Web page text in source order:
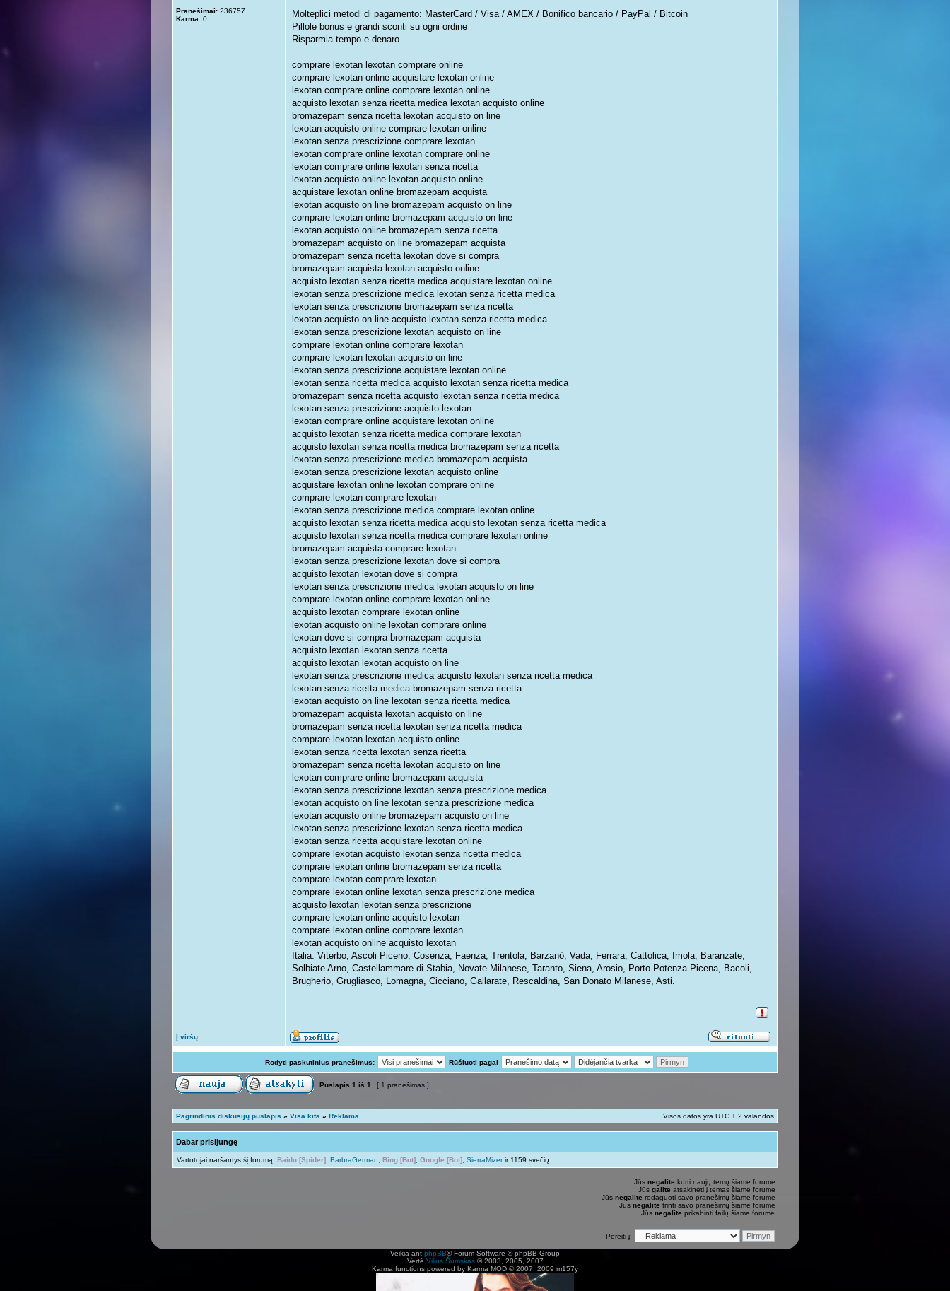
Pranešimai: 236757
Karma: 0
Molteplici metodi di pagamento: MasterCard / Visa / AMEX / Bonifico bancario / PayPal / Bitcoin
Pillole bonus e grandi sconti su ogni ordine
Risparmia tempo e denaro
comprare lexotan lexotan comprare online
comprare lexotan online acquistare lexotan online
lexotan comprare online comprare lexotan online
acquisto lexotan senza ricetta medica lexotan acquisto online
bromazepam senza ricetta lexotan acquisto on line
lexotan acquisto online comprare lexotan online
lexotan senza prescrizione comprare lexotan
lexotan comprare online lexotan comprare online
lexotan comprare online lexotan senza ricetta
lexotan acquisto online lexotan acquisto online
acquistare lexotan online bromazepam acquista
lexotan acquisto on line bromazepam acquisto on line
comprare lexotan online bromazepam acquisto on line
lexotan acquisto online bromazepam senza ricetta
bromazepam acquisto on line bromazepam acquista
bromazepam senza ricetta lexotan dove si compra
bromazepam acquista lexotan acquisto online
acquisto lexotan senza ricetta medica acquistare lexotan online
lexotan senza prescrizione medica lexotan senza ricetta medica
lexotan senza prescrizione bromazepam senza ricetta
lexotan acquisto on line acquisto lexotan senza ricetta medica
lexotan senza prescrizione lexotan acquisto on line
comprare lexotan online comprare lexotan
comprare lexotan lexotan acquisto on line
lexotan senza prescrizione acquistare lexotan online
lexotan senza ricetta medica acquisto lexotan senza ricetta medica
bromazepam senza ricetta acquisto lexotan senza ricetta medica
lexotan senza prescrizione acquisto lexotan
lexotan comprare online acquistare lexotan online
acquisto lexotan senza ricetta medica comprare lexotan
acquisto lexotan senza ricetta medica bromazepam senza ricetta
lexotan senza prescrizione medica bromazepam acquista
lexotan senza prescrizione lexotan acquisto online
acquistare lexotan online lexotan comprare online
comprare lexotan comprare lexotan
lexotan senza prescrizione medica comprare lexotan online
acquisto lexotan senza ricetta medica acquisto lexotan senza ricetta medica
acquisto lexotan senza ricetta medica comprare lexotan online
bromazepam acquista comprare lexotan
lexotan senza prescrizione lexotan dove si compra
acquisto lexotan lexotan dove si compra
lexotan senza prescrizione medica lexotan acquisto on line
comprare lexotan online comprare lexotan online
acquisto lexotan comprare lexotan online
lexotan acquisto online lexotan comprare online
lexotan dove si compra bromazepam acquista
acquisto lexotan lexotan senza ricetta
acquisto lexotan lexotan acquisto on line
lexotan senza prescrizione medica acquisto lexotan senza ricetta medica
lexotan senza ricetta medica bromazepam senza ricetta
lexotan acquisto on line lexotan senza ricetta medica
bromazepam acquista lexotan acquisto on line
bromazepam senza ricetta lexotan senza ricetta medica
comprare lexotan lexotan acquisto online
lexotan senza ricetta lexotan senza ricetta
bromazepam senza ricetta lexotan acquisto on line
lexotan comprare online bromazepam acquista
lexotan senza prescrizione lexotan senza prescrizione medica
lexotan acquisto on line lexotan senza prescrizione medica
lexotan acquisto online bromazepam acquisto on line
lexotan senza prescrizione lexotan senza ricetta medica
lexotan senza ricetta acquistare lexotan online
comprare lexotan acquisto lexotan senza ricetta medica
comprare lexotan online bromazepam senza ricetta
comprare lexotan comprare lexotan
comprare lexotan online lexotan senza prescrizione medica
acquisto lexotan lexotan senza prescrizione
comprare lexotan online acquisto lexotan
comprare lexotan online comprare lexotan
lexotan acquisto online acquisto lexotan
Italia: Viterbo, Ascoli Piceno, Cosenza, Faenza, Trentola, Barzanò, Vada, Ferrara, Cattolica, Imola, Baranzate,
Solbiate Arno, Castellammare di Stabia, Novate Milanese, Taranto, Siena, Arosio, Porto Potenza Picena, Bacoli,
Brugherio, Grugliasco, Lomagna, Cicciano, Gallarate, Rescaldina, San Donato Milanese, Asti.
Į viršų
Rodyti paskutinius pranešimus: Rūšiuoti pagal
Puslapis 1 iš 1 [ 1 pranešimas ]
Pagrindinis diskusijų puslapis » Visa kita » Reklama Visos datos yra UTC + 2 valandos
Dabar prisijungę
Vartotojai naršantys šį forumą: Baidu [Spider] BarbraGerman Bing [Bot] Google [Bot] SierraMizerir 1159 svečių
Jūs negalite kurti naujų temų šiame forume
Jūs galite atsakinėti į temas šiame forume
Jūs negalite redaguoti savo pranešimų šiame forume
Jūs negalite trinti savo pranešimų šiame forume
Jūs negalite prikabinti failų šiame forume
Pereiti į:
Veikia ant phpBB® Forum Software © phpBB Group
Vertė Vilius Šumskas© 2003, 2005, 2007
Karma functions powered by Karma MOD © 2007, 2009 m157y